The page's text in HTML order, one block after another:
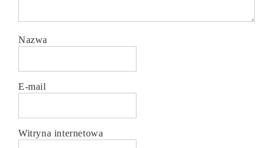
Nazwa
E-mail
Witryna internetowa